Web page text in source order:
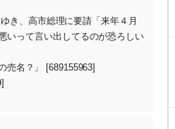
き、高市総理に要請「来年４月
いって言い出してるのが恐ろしい
売名？」 [689155963]